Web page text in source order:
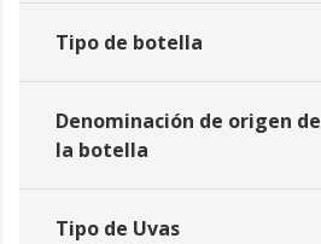
Tipo de botella
Denominación de origen de
la botella
Tipo de Uvas